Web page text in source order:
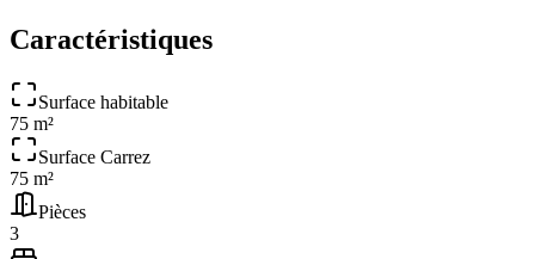
Caractéristiques
Surface habitable
75 m²
Surface Carrez
75 m²
Pièces
3